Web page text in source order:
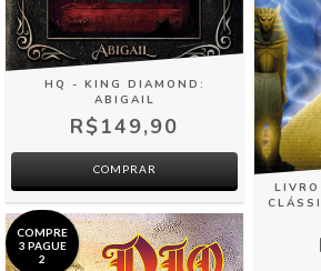
HQ - KING DIAMOND:
ABIGAIL
R$149,90
COMPRE
3 PAGUE
2